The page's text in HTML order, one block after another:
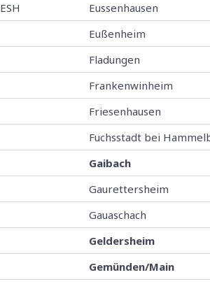
ESH
Eussenhausen
Eußenheim
Fladungen
Frankenwinheim
Friesenhausen
Fuchsstadt bei
Gaibach
Gaurettersheim
Gauaschach
Geldersheim
Gemünden/Main